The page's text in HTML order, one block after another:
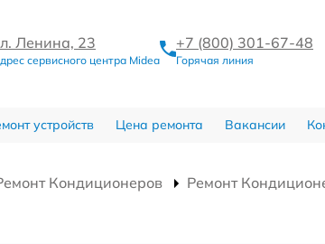
Ленина, 23
сервисного центра Midea
+7 (800) 301-67-48
Горячая линия
устройств Цена ремонта Вакансии
Кондиционеров
Ремонт